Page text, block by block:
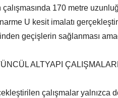
çalışmasında 170 metre
U kesit imalatı
geçişlerin sağlanması
ALTYAPI ÇALIŞMALARI
çalışmalar yalnızca